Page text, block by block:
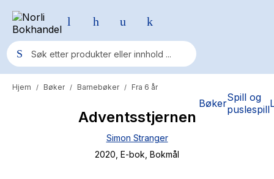
BøkerSpill og
puslespill
Populære søk
Fury Bound - Sable Sorensen
Hjem / Bøker / Barnebøker / Fra 6 år
Adventsstjernen
Simon Stranger
2020 , E-bok , Bokmål